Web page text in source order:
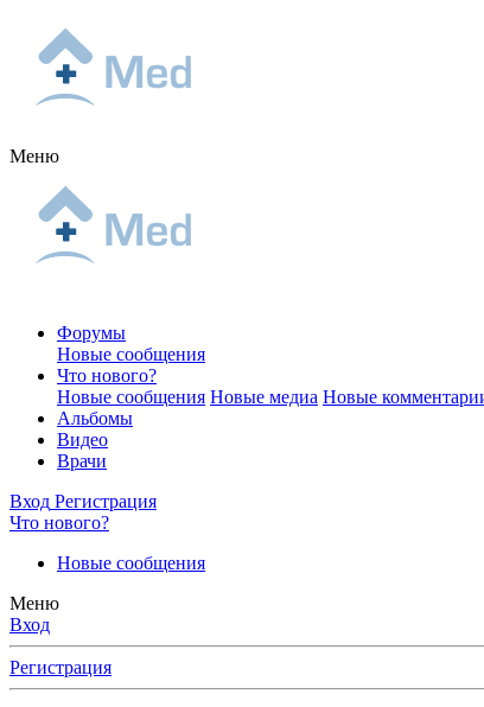
Меню
Форумы
Новые сообщения
Что нового?
Новые сообщения Новые медиа Новые
Альбомы
Видео
Врачи
Вход Регистрация
Что нового?
Новые сообщения
Меню
Вход
Регистрация